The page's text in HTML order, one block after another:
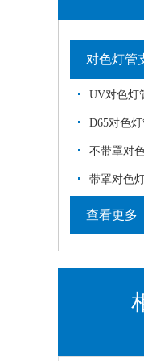
对色灯管
UV对色灯
D65对色
不带罩对
带罩对色
查看更多